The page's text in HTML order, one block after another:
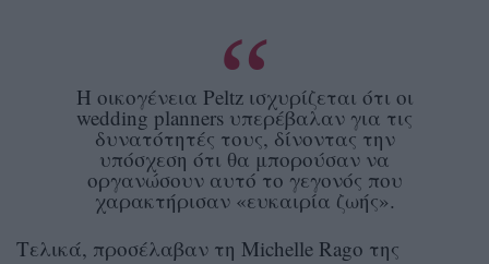
Η οικογένεια Peltz ισχυρίζεται ότι οι
wedding planners υπερέβαλαν για τις
δυνατότητές τους, δίνοντας την
υπόσχεση ότι θα μπορούσαν να
οργανώσουν αυτό το γεγονός που
χαρακτήρισαν «ευκαιρία ζωής».
Τελικά, προσέλαβαν τη Michelle Rago της